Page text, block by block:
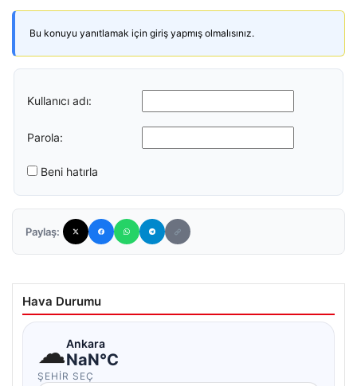
Bu konuyu yanıtlamak için giriş yapmış olmalısınız.
Kullanıcı adı:
Parola:
Beni hatırla
Paylaş:
Hava Durumu
☁Ankara
NaN°C
ŞEHIR SEÇ